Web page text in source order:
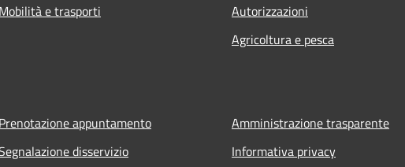
Mobilità e trasporti
Autorizzazioni
Agricoltura e pesca
Prenotazione appuntamento
disservizio
Amministrazione trasparente
Informativa privacy